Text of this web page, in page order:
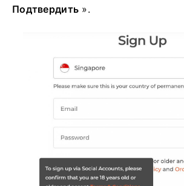
Подтвердить ».